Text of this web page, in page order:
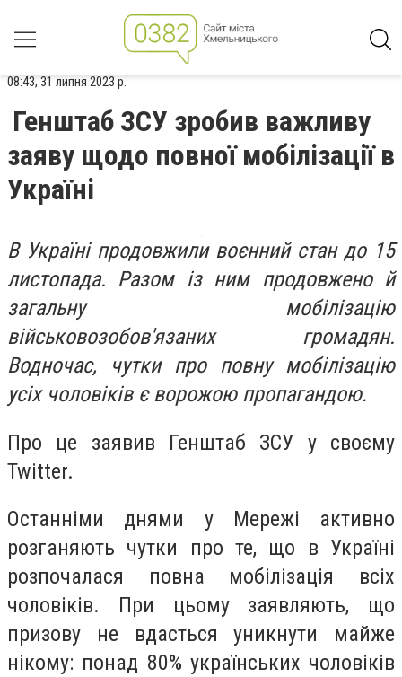
08:43, 31 липня 2023 р.
Генштаб ЗСУ зробив важливу
заяву щодо повної мобілізації в
Україні
В Україні продовжили воєнний стан до 15
листопада. Разом із ним продовжено й
загальну мобілізацію
військовозобов'язаних громадян.
Водночас, чутки про повну мобілізацію
усіх чоловіків є ворожою пропагандою.
Про це заявив Генштаб ЗСУ у своєму
Twitter.
Останніми днями у Мережі активно
розганяють чутки про те, що в Україні
розпочалася повна мобілізація всіх
чоловіків. При цьому заявляють, що
призову не вдасться уникнути майже
нікому: понад 80% українських чоловіків